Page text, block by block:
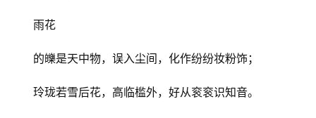
雨花
的皪是天中物，误入尘间，化作纷纷妆粉饰；
玲珑若雪后花，高临槛外，好从衮衮识知音。